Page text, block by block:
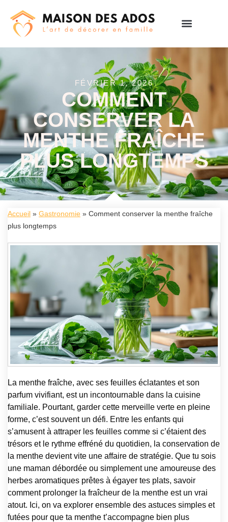
FÉVRIER 1, 2026
COMMENT
CONSERVER LA
MENTHE FRAÎCHE
PLUS LONGTEMPS
Accueil » Gastronomie » Comment conserver la menthe fraîche
plus longtemps
La menthe fraîche, avec ses feuilles éclatantes et son
parfum vivifiant, est un incontournable dans la cuisine
familiale. Pourtant, garder cette merveille verte en pleine
forme, c’est souvent un défi. Entre les enfants qui
s’amusent à attraper les feuilles comme si c’étaient des
trésors et le rythme effréné du quotidien, la conservation de
la menthe devient vite une affaire de stratégie. Que tu sois
une maman débordée ou simplement une amoureuse des
herbes aromatiques prêtes à égayer tes plats, savoir
comment prolonger la fraîcheur de la menthe est un vrai
atout. Ici, on va explorer ensemble des astuces simples et
futées pour que ta menthe t’accompagne bien plus